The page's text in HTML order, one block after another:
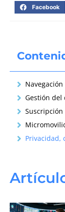
Facebook
Gestión del
Privacidad,